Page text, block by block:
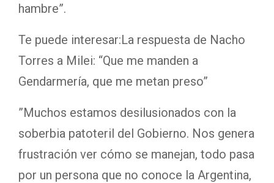
hambre”.
Te puede interesar:La respuesta de Nacho
Torres a Milei: “Que me manden a
Gendarmería, que me metan preso”
”Muchos estamos desilusionados con la
soberbia patoteril del Gobierno. Nos genera
frustración ver cómo se manejan, todo pasa
por un persona que no conoce la Argentina,